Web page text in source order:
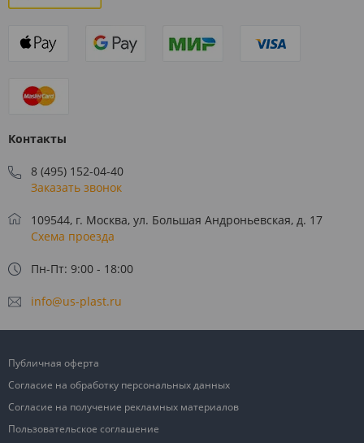
Контакты
8 (495) 152-04-40
Заказать звонок
109544, г. Москва, ул. Большая Андроньевская, д. 17
Схема проезда
Пн-Пт: 9:00 - 18:00
info@us-plast.ru
Публичная оферта
Согласие на обработку персональных данных
Согласие на получение рекламных материалов
Пользовательское соглашение